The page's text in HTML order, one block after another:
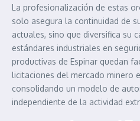
La profesionalización de estas
solo asegura la continuidad de
actuales, sino que diversifica su
estándares industriales en
productivas de Espinar quedan
licitaciones del mercado minero
consolidando un modelo de
independiente de la actividad